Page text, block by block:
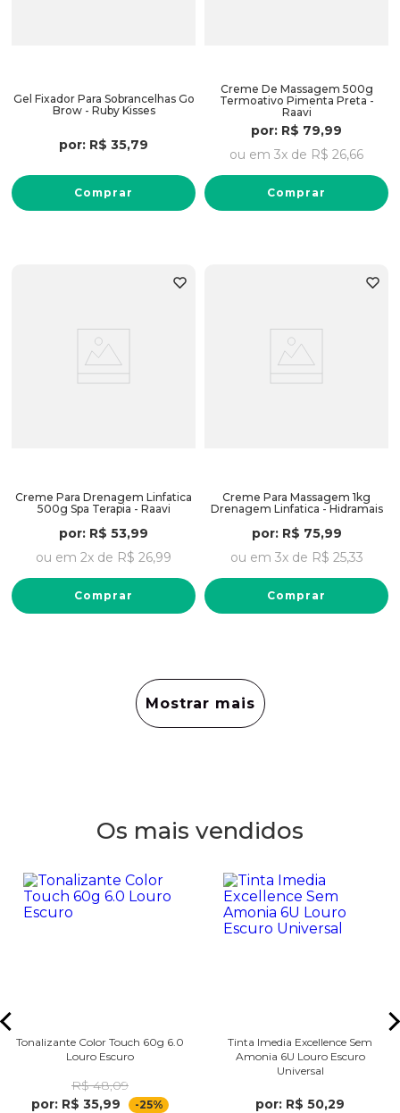
Gel Fixador Para Sobrancelhas Go
Brow - Ruby Kisses
por: R$ 35,79
Comprar
Creme De Massagem 500g
Termoativo Pimenta Preta -
Raavi
por: R$ 79,99
ou em 3x de R$ 26,66
Comprar
Creme Para Drenagem Linfatica
500g Spa Terapia - Raavi
por: R$ 53,99
ou em 2x de R$ 26,99
Comprar
Creme Para Massagem 1kg
Drenagem Linfatica - Hidramais
por: R$ 75,99
ou em 3x de R$ 25,33
Comprar
Mostrar mais
Os mais vendidos
Tonalizante Color Touch 60g 6.0
Louro Escuro
R$ 48,09
por: R$ 35,99
-25%
Tinta Imedia Excellence Sem
Amonia 6U Louro Escuro
Universal
por: R$ 50,29